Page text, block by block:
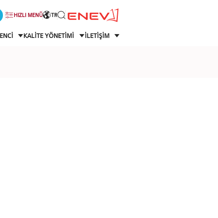
HIZLI MENÜ TR
KALİTE YÖNETİMİ İLETİŞİM